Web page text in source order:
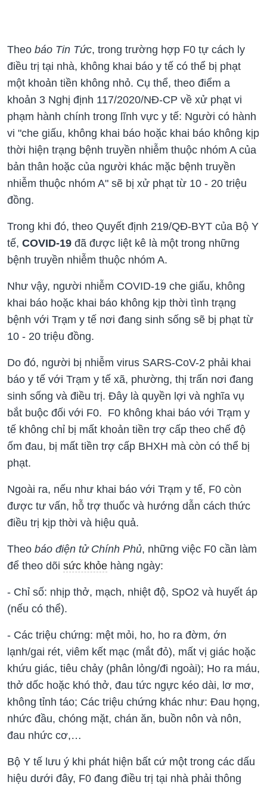
Theo báo Tin Tức, trong trường hợp F0 tự cách ly
điều trị tại nhà, không khai báo y tế có thể bị phạt
một khoản tiền không nhỏ. Cụ thể, theo điểm a
khoản 3 Nghị định 117/2020/NĐ-CP về xử phạt vi
phạm hành chính trong lĩnh vực y tế: Người có hành
vi "che giấu, không khai báo hoặc khai báo không kịp
thời hiện trạng bệnh truyền nhiễm thuộc nhóm A của
bản thân hoặc của người khác mặc bệnh truyền
nhiễm thuộc nhóm A" sẽ bị xử phạt từ 10 - 20 triệu
đồng.
Trong khi đó, theo Quyết định 219/QĐ-BYT của Bộ Y
tế, COVID-19 đã được liệt kê là một trong những
bệnh truyền nhiễm thuộc nhóm A.
Như vậy, người nhiễm COVID-19 che giấu, không
khai báo hoặc khai báo không kịp thời tình trạng
bệnh với Trạm y tế nơi đang sinh sống sẽ bị phạt từ
10 - 20 triệu đồng.
Do đó, người bị nhiễm virus SARS-CoV-2 phải khai
báo y tế với Trạm y tế xã, phường, thị trấn nơi đang
sinh sống và điều trị. Đây là quyền lợi và nghĩa vụ
bắt buộc đối với F0. F0 không khai báo với Trạm y
tế không chỉ bị mất khoản tiền trợ cấp theo chế độ
ốm đau, bị mất tiền trợ cấp BHXH mà còn có thể bị
phạt.
Ngoài ra, nếu như khai báo với Trạm y tế, F0 còn
được tư vấn, hỗ trợ thuốc và hướng dẫn cách thức
điều trị kịp thời và hiệu quả.
Theo báo điện tử Chính Phủ, những việc F0 cần làm
để theo dõi sức khỏe hàng ngày:
- Chỉ số: nhịp thở, mạch, nhiệt độ, SpO2 và huyết áp
(nếu có thể).
- Các triệu chứng: mệt mỏi, ho, ho ra đờm, ớn
lạnh/gai rét, viêm kết mạc (mắt đỏ), mất vị giác hoặc
khứu giác, tiêu chảy (phân lỏng/đi ngoài); Ho ra máu,
thở dốc hoặc khó thở, đau tức ngực kéo dài, lơ mơ,
không tỉnh táo; Các triệu chứng khác như: Đau họng,
nhức đầu, chóng mặt, chán ăn, buồn nôn và nôn,
đau nhức cơ,…
Bộ Y tế lưu ý khi phát hiện bất cứ một trong các dấu
hiệu dưới đây, F0 đang điều trị tại nhà phải thông